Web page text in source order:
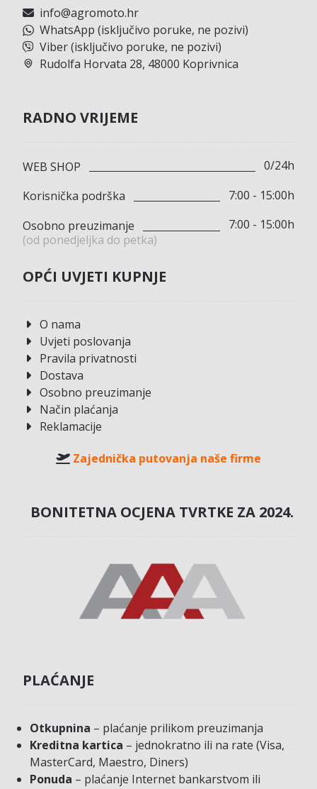
info@agromoto.hr
WhatsApp (isključivo poruke, ne pozivi)
Viber (isključivo poruke, ne pozivi)
Rudolfa Horvata 28, 48000 Koprivnica
RADNO VRIJEME
WEB SHOP
0/24h
Korisnička podrška
7:00 - 15:00h
Osobno preuzimanje
(od ponedjeljka do petka)
7:00 - 15:00h
OPĆI UVJETI KUPNJE
O nama
Uvjeti poslovanja
Pravila privatnosti
Dostava
Osobno preuzimanje
Način plaćanja
Reklamacije
Zajednička putovanja naše firme
BONITETNA OCJENA TVRTKE ZA 2024.
PLAĆANJE
Otkupnina – plaćanje prilikom preuzimanja
Kreditna kartica – jednokratno ili na rate (Visa,
MasterCard, Maestro, Diners)
Ponuda – plaćanje Internet bankarstvom ili